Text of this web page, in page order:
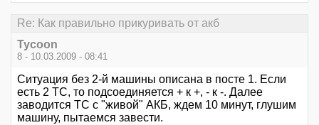
Re: Как правильно прикуривать от акб
Tycoon
8 - 10.03.2009 - 08:41
Ситуация без 2-й машины описана в посте 1. Если
есть 2 ТС, то подсоединяется + к +, - к -. Далее
заводится ТС с "живой" АКБ, ждем 10 минут, глушим
машину, пытаемся завести.